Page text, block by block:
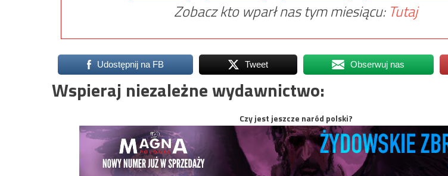
Zobacz kto wparł nas tym miesiącu: Tutaj
Udostępnij na FB Tweet Obserwuj nas
Wspieraj niezależne wydawnictwo:
Czy jest jeszcze naród polski?